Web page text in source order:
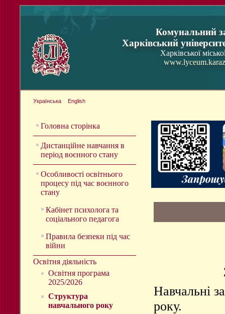
Комунальний
Харківський
Харківської
Українська English
Головна сторінка
Дистанційне навчання в
період воєнного стану
Особливості освітнього
процесу під час воєнного
стану
Кабінет психолога та
соціального педагога
Правила безпеки під час
війни
Освітня діяльність
Освітня програма
2025/2026
Структура
навчального року
Навчальні
року.